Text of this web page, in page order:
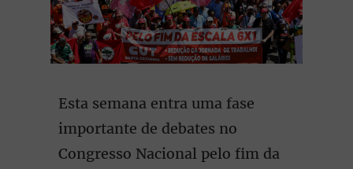
Esta semana entra uma fase
importante de debates no
Congresso Nacional pelo fim da